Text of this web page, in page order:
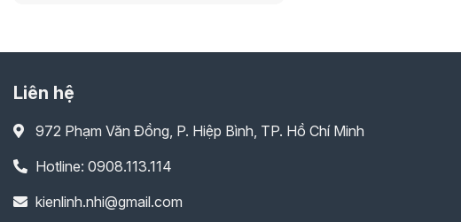
Liên hệ
972 Phạm Văn Đồng, P. Hiệp Bình, TP. Hồ Chí Minh
Hotline: 0908.113.114
kienlinh.nhi@gmail.com